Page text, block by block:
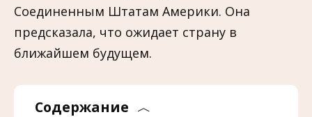
Соединенным Штатам Америки. Она
предсказала, что ожидает страну в
ближайшем будущем.
Содержание